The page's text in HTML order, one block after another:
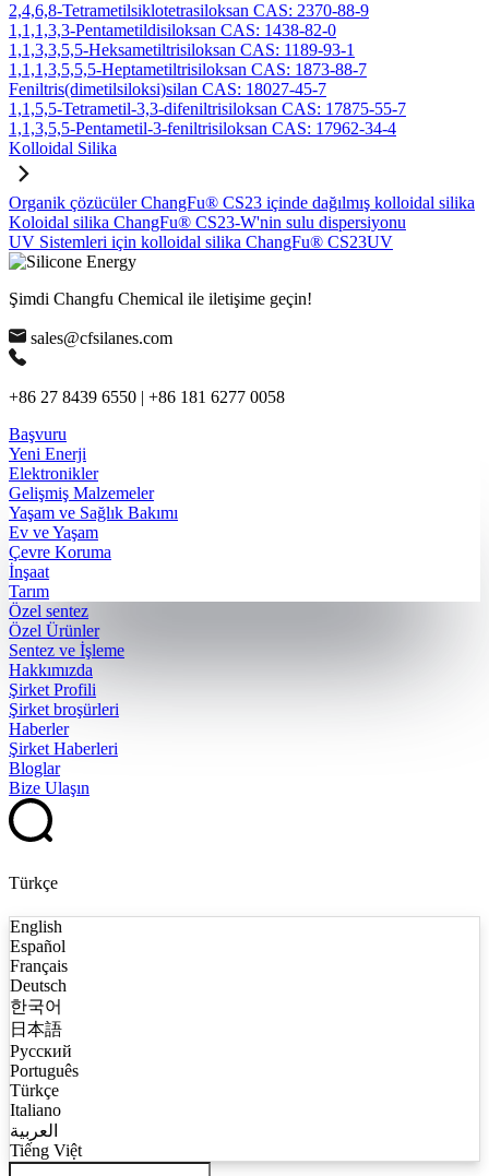
2,4,6,8-Tetrametilsiklotetrasiloksan CAS: 2370-88-9
1,1,1,3,3-Pentametildisiloksan CAS: 1438-82-0
1,1,3,3,5,5-Heksametiltrisiloksan CAS: 1189-93-1
1,1,1,3,5,5,5-Heptametiltrisiloksan CAS: 1873-88-7
Feniltris(dimetilsiloksi)silan CAS: 18027-45-7
1,1,5,5-Tetrametil-3,3-difeniltrisiloksan CAS: 17875-55-7
1,1,3,5,5-Pentametil-3-feniltrisiloksan CAS: 17962-34-4
Kolloidal Silika
Organik çözücüler ChangFu® CS23 içinde dağılmış kolloidal silika
Koloidal silika ChangFu® CS23-W'nin sulu dispersiyonu
UV Sistemleri için kolloidal silika ChangFu® CS23UV
Şimdi Changfu Chemical ile iletişime geçin!
sales@cfsilanes.com
+86 27 8439 6550 | +86 181 6277 0058
Başvuru
Yeni Enerji
Elektronikler
Gelişmiş Malzemeler
Yaşam ve Sağlık Bakımı
Ev ve Yaşam
Çevre Koruma
İnşaat
Tarım
Özel sentez
Özel Ürünler
Sentez ve İşleme
Hakkımızda
Şirket Profili
Şirket broşürleri
Haberler
Şirket Haberleri
Bloglar
Bize Ulaşın
Türkçe
English
Español
Français
Deutsch
한국어
日本語
Русский
Português
Türkçe
Italiano
العربية
Tiếng Việt